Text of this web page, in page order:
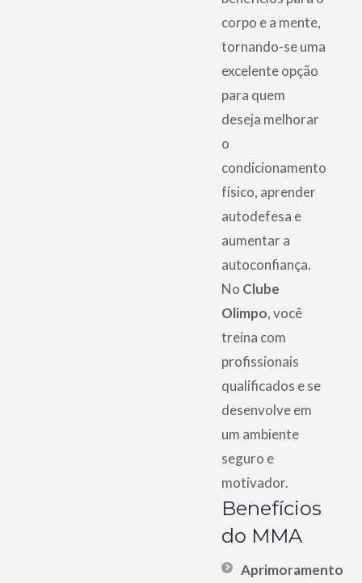
corpo e a mente,
tornando-se uma
excelente opção
para quem
deseja melhorar
o
condicionamento
físico, aprender
autodefesa e
aumentar a
autoconfiança.
No Clube
Olimpo, você
treina com
profissionais
qualificados e se
desenvolve em
um ambiente
seguro e
motivador.
Benefícios
do MMA
Aprimoramento